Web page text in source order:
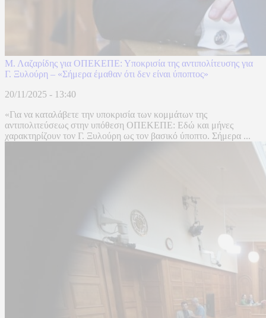
Μ. Λαζαρίδης για ΟΠΕΚΕΠΕ: Υποκρισία της αντιπολίτευσης για
Γ. Ξυλούρη – «Σήμερα έμαθαν ότι δεν είναι ύποπτος»
20/11/2025 - 13:40
«Για να καταλάβετε την υποκρισία των κομμάτων της
αντιπολιτεύσεως στην υπόθεση ΟΠΕΚΕΠΕ: Εδώ και μήνες
χαρακτηρίζουν τον Γ. Ξυλούρη ως τον βασικό ύποπτο. Σήμερα ...